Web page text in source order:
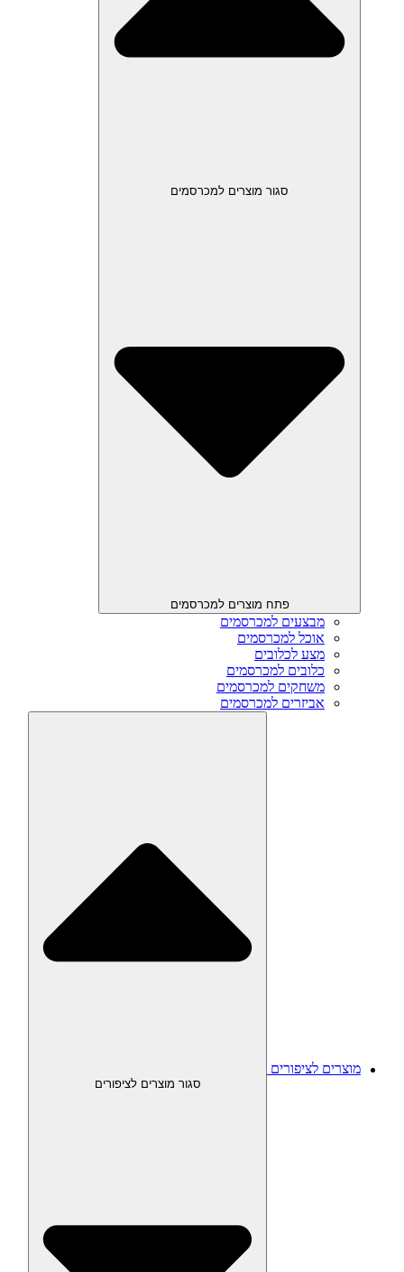
סגור מוצרים למכרסמים
פתח מוצרים למכרסמים
מבצעים למכרסמים
אוכל למכרסמים
מצע לכלובים
כלובים למכרסמים
משחקים למכרסמים
אביזרים למכרסמים
מוצרים לציפורים
סגור מוצרים לציפורים